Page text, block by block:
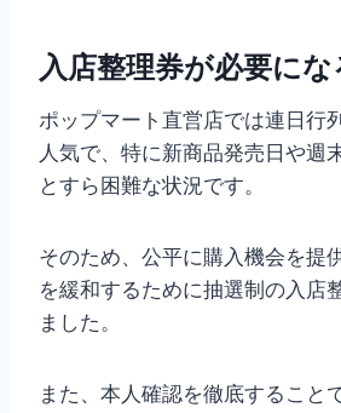
入店整理券が必要にな
ポップマート直営店では連日行
人気で、特に新商品発売日や週
とすら困難な状況です。
そのため、公平に購入機会を提
を緩和するために抽選制の入店
ました。
また、本人確認を徹底すること